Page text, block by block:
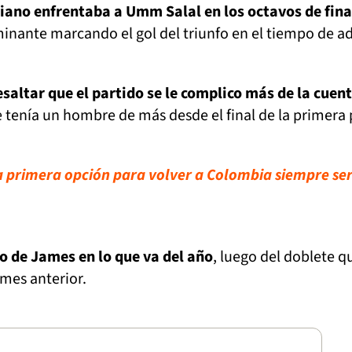
enfrentaba a Umm Salal en los octavos de
marcando el gol del triunfo en el tiempo de
que el partido se le complico más de la
tenía un hombre de más desde el final de la primera
primera opción para volver a Colombia siempre
de James en lo que va del año, luego del doblete
anterior.